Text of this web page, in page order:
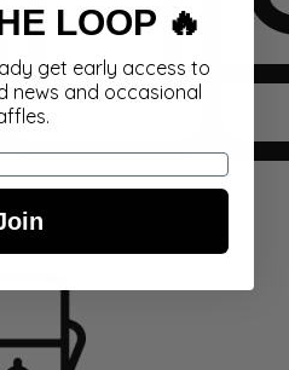
LOOP 🔥
get early access to
news and occasional